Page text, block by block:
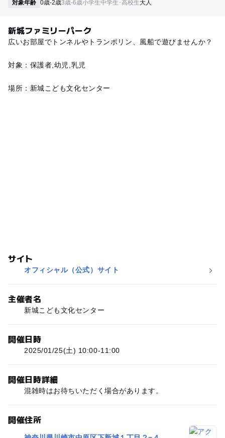
対象年齢 0歳-2歳3歳-6歳小学生中学生･高校生大人
新城ファミリーパーク
広いお部屋でトンネルやトランポリン、風船で遊びませんか？
対象：保護者,幼児,乳児
場所：新城こども文化センター
サイト
オフィシャル（公式）サイト
主催者名
新城こども文化センター
開催日時
2025/01/25(土) 10:00-11:00
開催日時詳細
混雑時はお待ちいただく場合があります。
開催住所